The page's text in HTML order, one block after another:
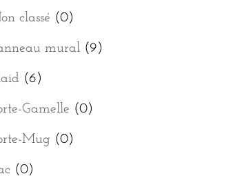
classé (0)
mural (9)
(6)
Gamelle (0)
Mug (0)
(0)